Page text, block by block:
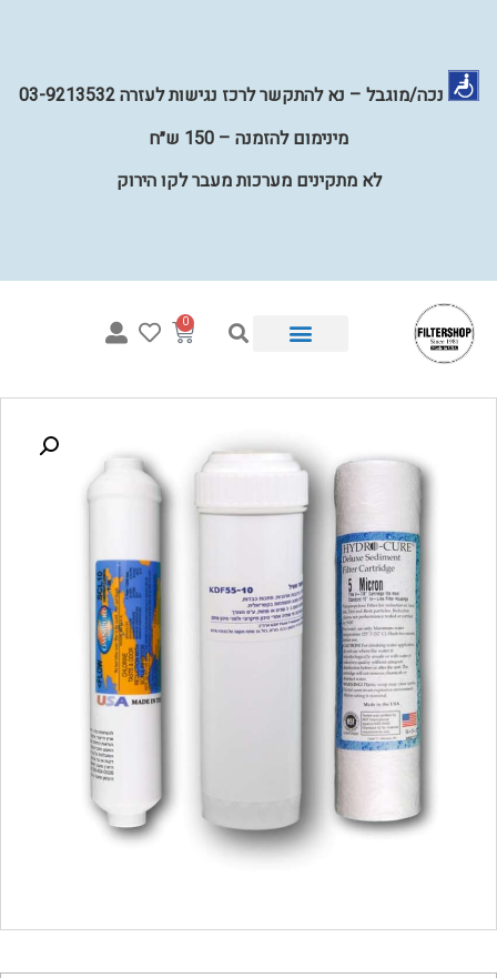
נכה/מוגבל – נא להתקשר לרכז נגישות לעזרה 03-9213532
מינימום להזמנה – 150 ש״ח
לא מתקינים מערכות מעבר לקו הירוק
0